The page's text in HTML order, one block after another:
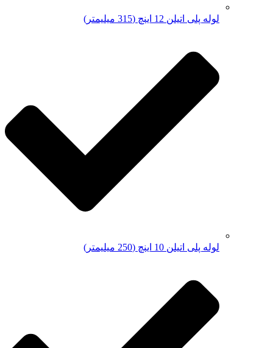
لوله پلی اتیلن 12 اینچ (315 میلیمتر)
لوله پلی اتیلن 10 اینچ (250 میلیمتر)